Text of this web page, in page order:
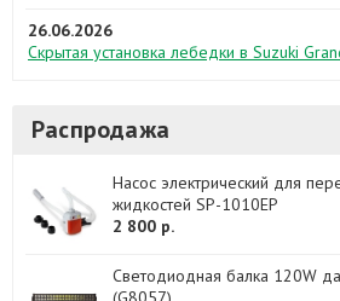
26.06.2026
Скрытая установка лебедки в Suzuki
Распродажа
Насос электрический для
жидкостей SP-1010EP
2 800 р.
Светодиодная балка 120W